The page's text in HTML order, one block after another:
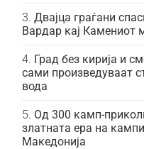
Двајца граѓани
Вардар кај Камениот
Град без кирија и
сами произведуваат
вода
Од 300 камп-
златната ера на
Македонија